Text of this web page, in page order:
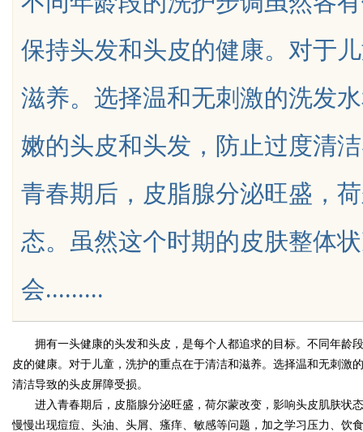
uz
Bo
保持头发和头皮的健康。对于
滋养。选择温和无刺激的洗发
嫩的头皮和头发，防止过度清
青春期后，皮脂腺分泌旺盛，
态。虽然这个时期的皮肤整体
会.........
拥有一头健康的头发和头皮，是每个人都追求的目标。不同年龄
皮的健康。对于儿童，洗护的重点在于清洁和滋养。选择温和无刺激
清洁导致的头皮屏障受损。
进入青春期后，皮脂腺分泌旺盛，荷尔蒙改变，影响头皮肌肤状
慢慢出现痘痘、头油、头屑、瘙痒、敏感等问题，加之学习压力、饮